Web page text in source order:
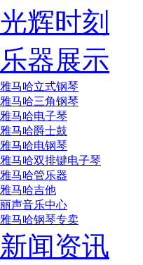
光辉时刻
乐器展示
雅马哈立式钢琴
雅马哈三角钢琴
雅马哈电子琴
雅马哈爵士鼓
雅马哈电钢琴
雅马哈双排键电子琴
雅马哈管乐器
雅马哈吉他
丽声音乐中心
雅马哈钢琴专卖
新闻资讯